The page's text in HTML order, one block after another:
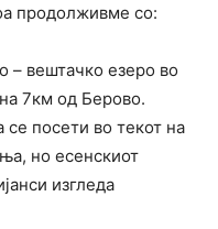
продолживме со:
– вештачко езеро во
7км од Берово.
се посети во текот на
но есенскиот
изгледа